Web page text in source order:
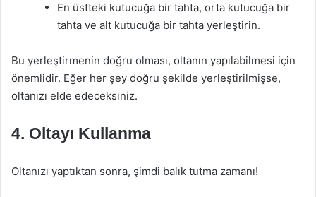
En üstteki kutucuğa bir tahta, orta kutucuğa bir
tahta ve alt kutucuğa bir tahta yerleştirin.
Bu yerleştirmenin doğru olması, oltanın yapılabilmesi için
önemlidir. Eğer her şey doğru şekilde yerleştirilmişse,
oltanızı elde edeceksiniz.
4. Oltayı Kullanma
Oltanızı yaptıktan sonra, şimdi balık tutma zamanı!